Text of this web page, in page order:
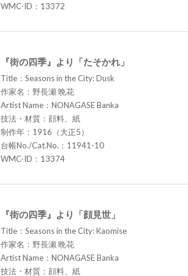
WMC-ID：13372
『街の四季』より「たそかれ」
Title：Seasons in the City: Dusk
作家名：野長瀬 晩花
Artist Name：NONAGASE Banka
技法・材質：顔料、紙
制作年：1916（大正5）
台帳No./Cat.No.：11941-10
WMC-ID：13374
『街の四季』より「顔見世」
Title：Seasons in the City: Kaomise
作家名：野長瀬 晩花
Artist Name：NONAGASE Banka
技法・材質：顔料、紙